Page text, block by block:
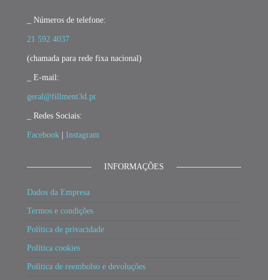
_ Números de telefone:
21 592 4037
(chamada para rede fixa nacional)
_ E-mail:
geral@fillment3d.pt
_ Redes Sociais:
Facebook Instagram
INFORMAÇÕES
Dados da Empresa
Termos e condições
Política de privacidade
Política cookies
Política de reembolso e devoluções